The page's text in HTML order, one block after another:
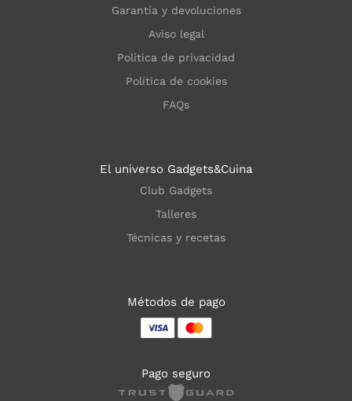
Garantía y devoluciones
Aviso legal
Política de privacidad
Política de cookies
FAQs
El universo Gadgets&Cuina
Club Gadgets
Talleres
Técnicas y recetas
Métodos de pago
Pago seguro